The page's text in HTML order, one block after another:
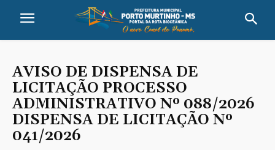
AVISO DE DISPENSA DE
LICITAÇÃO PROCESSO
ADMINISTRATIVO Nº 088/2026
DISPENSA DE LICITAÇÃO Nº
041/2026